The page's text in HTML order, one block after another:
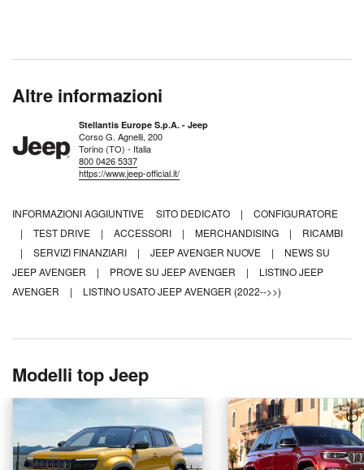
Altre informazioni
Stellantis Europe S.p.A. - Jeep
Corso G. Agnelli, 200
Torino (TO) - Italia
800 0426 5337
https://www.jeep-official.it/
INFORMAZIONI AGGIUNTIVE SITO DEDICATO |
CONFIGURATORE
|
TEST DRIVE | ACCESSORI | MERCHANDISING |
RICAMBI
|
SERVIZI FINANZIARI | JEEP AVENGER NUOVE |
NEWS SU
JEEP AVENGER
| PROVE SU JEEP AVENGER |
LISTINO JEEP
AVENGER
| LISTINO USATO JEEP AVENGER (2022-->>)
Modelli top Jeep